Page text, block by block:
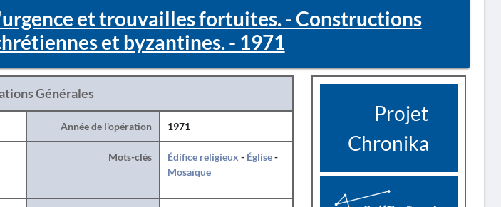
et trouvailles fortuites. - Constructions
et byzantines. - 1971
Générales
Année de l'opération 1971
Mots-clés Édifice religieux - Église-
Mosaïque
Projet
Chronika